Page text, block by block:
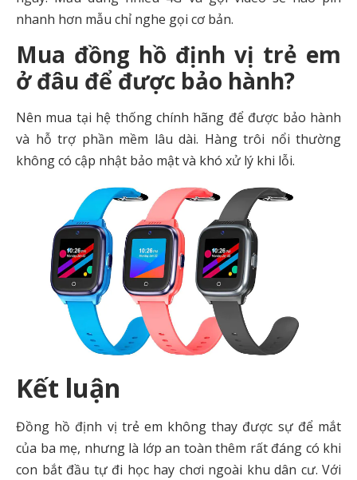
nhanh hơn mẫu chỉ nghe gọi cơ bản.
Mua đồng hồ định vị trẻ em
ở đâu để được bảo hành?
Nên mua tại hệ thống chính hãng để được bảo hành
và hỗ trợ phần mềm lâu dài. Hàng trôi nổi thường
không có cập nhật bảo mật và khó xử lý khi lỗi.
Kết luận
Đồng hồ định vị trẻ em không thay được sự để mắt
của ba mẹ, nhưng là lớp an toàn thêm rất đáng có khi
con bắt đầu tự đi học hay chơi ngoài khu dân cư. Với